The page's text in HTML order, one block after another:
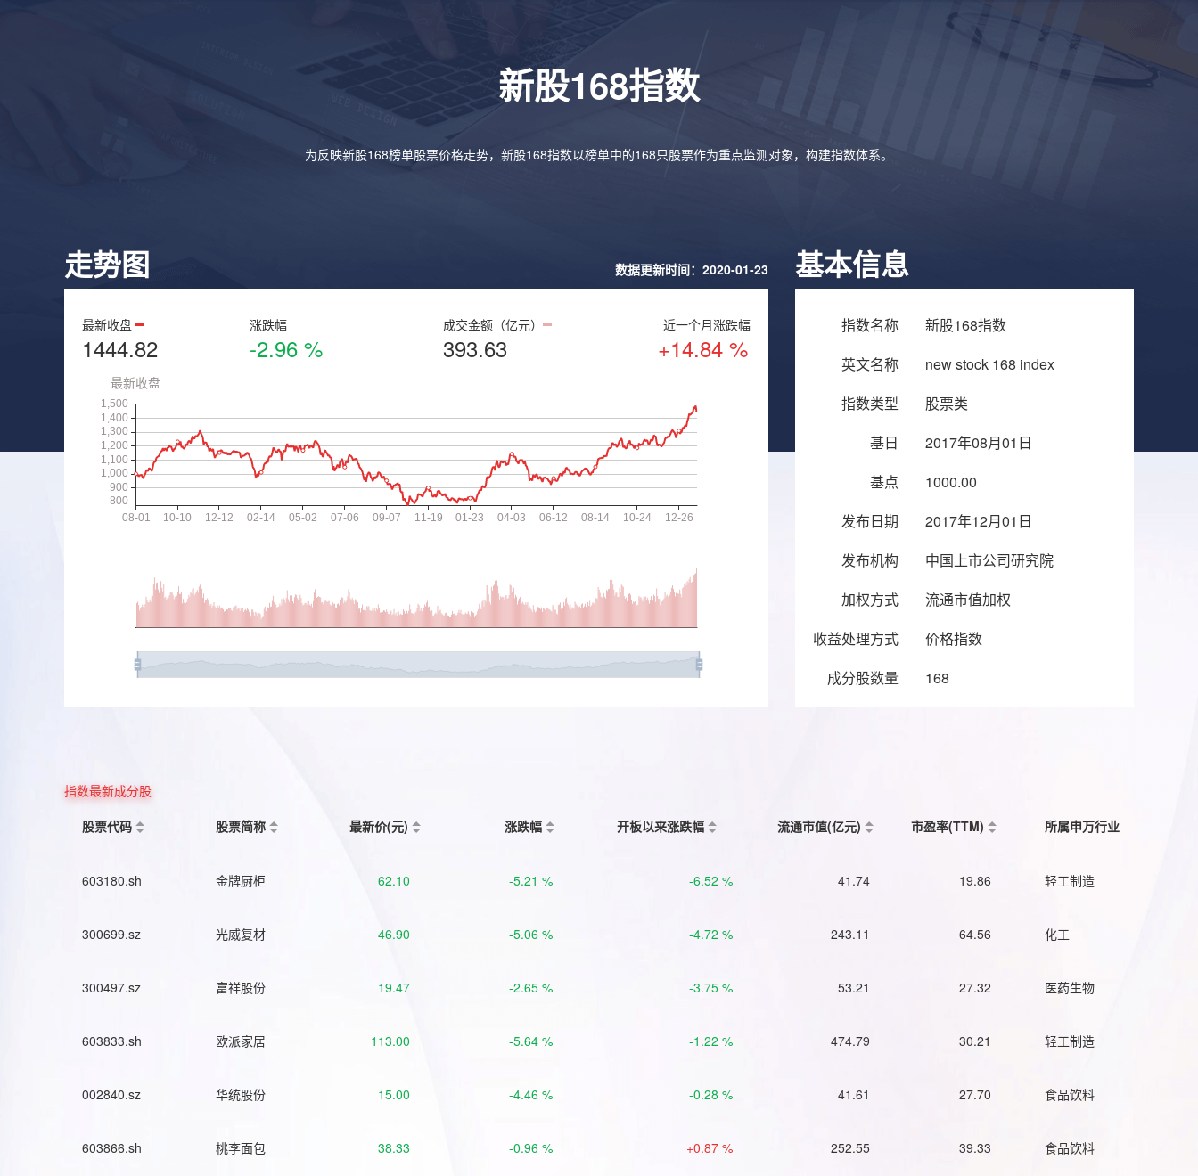
新股168指数
为反映新股168榜单股票价格走势，新股168指数以榜单中的168只股票作为重点监测对象，构建指数体系。
走势图 数据更新时间：2020-01-23
最新收盘
1444.82
涨跌幅
-2.96 %
成交金额（亿元）
393.63
近一个月涨跌幅
+14.84 %
基本信息
指数名称
新股168指数
英文名称
new stock 168 index
指数类型
股票类
基日
2017年08月01日
基点
1000.00
发布日期
2017年12月01日
发布机构
中国上市公司研究院
加权方式
流通市值加权
收益处理方式
价格指数
成分股数量
168
指数最新成分股
股票代码
股票简称 最新价(元) 涨跌幅 开板以来涨跌幅 流通市值(亿元) 市盈率(TTM) 所属申万行业
603180.sh 金牌厨柜 62.10 -5.21 % -6.52 % 41.74 19.86 轻工制造
300699.sz 光威复材 46.90 -5.06 % -4.72 % 243.11 64.56 化工
300497.sz 富祥股份 19.47 -2.65 % -3.75 % 53.21 27.32 医药生物
603833.sh 欧派家居 113.00 -5.64 % -1.22 % 474.79 30.21 轻工制造
002840.sz 华统股份 15.00 -4.46 % -0.28 % 41.61 27.70 食品饮料
603866.sh 桃李面包 38.33 -0.96 % +0.87 % 252.55 39.33 食品饮料